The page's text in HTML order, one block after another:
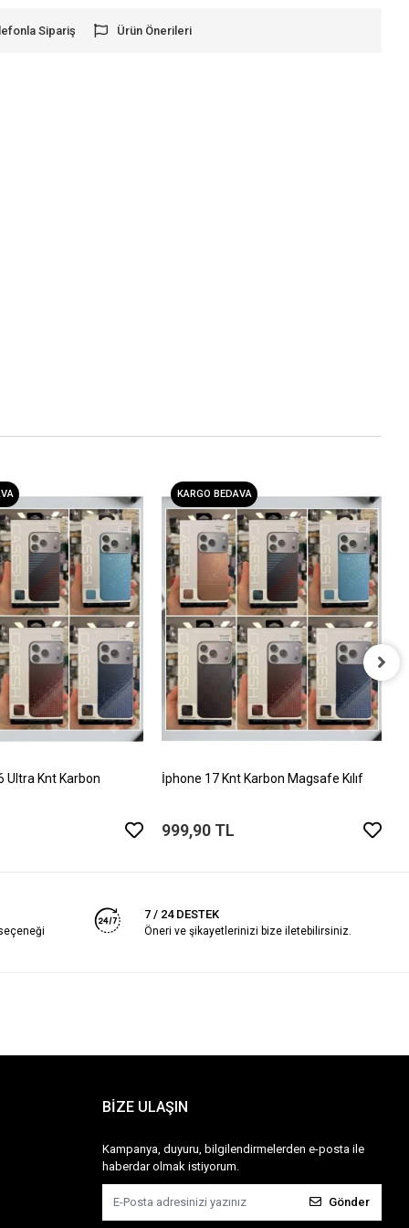
Sipariş Ürün Önerileri
Ultra Knt Karbon
KARGO BEDAVA
İphone 17 Knt Karbon Magsafe Kılıf
999,90 TL
7 / 24 DESTEK
Öneri ve şikayetlerinizi bize iletebilirsiniz.
BİZE ULAŞIN
Kampanya, duyuru, bilgilendirmelerden e-posta ile
haberdar olmak istiyorum.
Gönder